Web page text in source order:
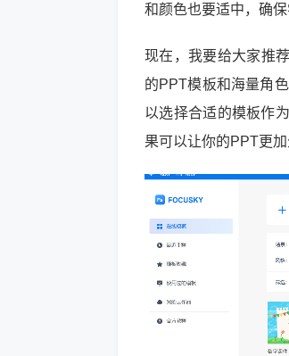
和颜色也要适中，确
现在，我要给大家推
的PPT模板和海量角
以选择合适的模板作
果可以让你的PPT更加